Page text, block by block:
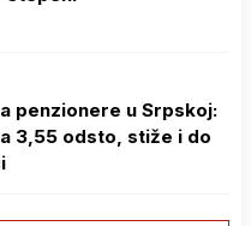
penzionere u Srpskoj:
3,55 odsto, stiže i do